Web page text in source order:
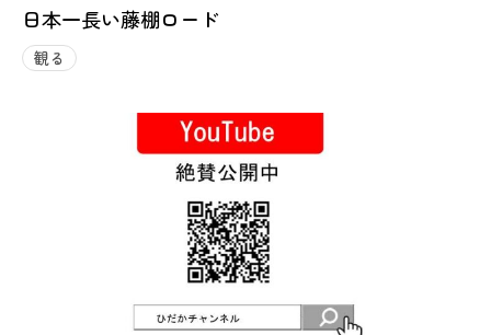
日本一長い藤棚ロード
観る